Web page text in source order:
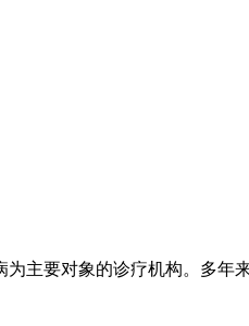
主要对象的诊疗机构。多年